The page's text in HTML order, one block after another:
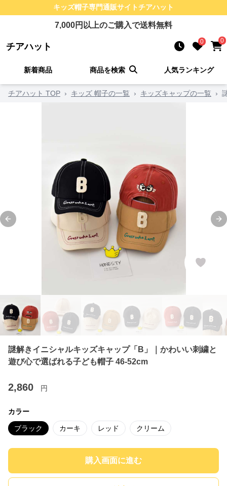
キッズ帽子専門通販サイトチアハット
7,000円以上のご購入で送料無料
チアハット 0 0
新着商品 商品を検索 人気ランキング
チアハット TOP › キッズ 帽子の一覧 › キッズキャップの一覧 ›
Previous slide
謎解きイニシャルキッズキャップ「B」｜かわいい刺繍と
遊び心で選ばれる子ども帽子 46-52cm
2,860 円
カラー
ブラック カーキ レッド クリーム
購入画面に進む